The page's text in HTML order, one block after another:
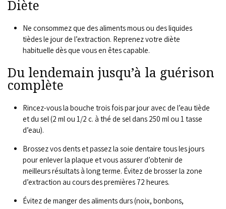
Diète
Ne consommez que des aliments mous ou des liquides
tièdes le jour de l’extraction. Reprenez votre diète
habituelle dès que vous en êtes capable.
Du lendemain jusqu’à la guérison
complète
Rincez-vous la bouche trois fois par jour avec de l’eau tiède
et du sel (2 ml ou 1/2 c. à thé de sel dans 250 ml ou 1 tasse
d’eau).
Brossez vos dents et passez la soie dentaire tous les jours
pour enlever la plaque et vous assurer d’obtenir de
meilleurs résultats à long terme. Évitez de brosser la zone
d’extraction au cours des premières 72 heures.
Évitez de manger des aliments durs (noix, bonbons,